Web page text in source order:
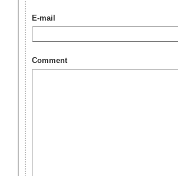
E-mail
Comment